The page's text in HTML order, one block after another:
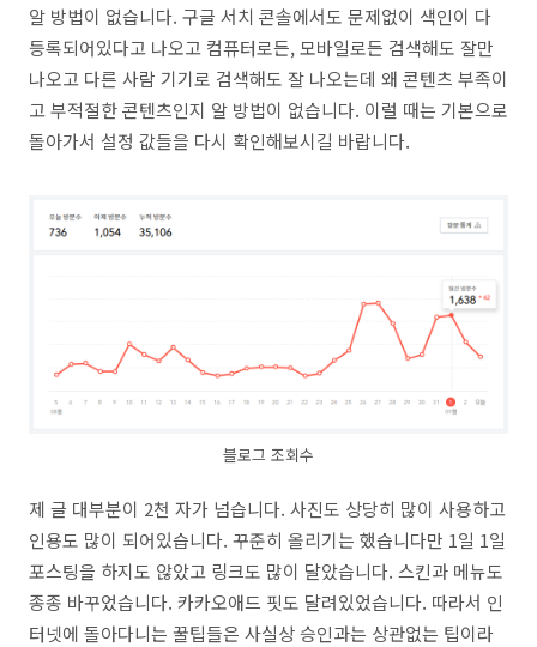
알 방법이 없습니다. 구글 서치 콘솔에서도 문제없이 색인이 다
등록되어있다고 나오고 컴퓨터로든, 모바일로든 검색해도 잘만
나오고 다른 사람 기기로 검색해도 잘 나오는데 왜 콘텐츠 부족이
고 부적절한 콘텐츠인지 알 방법이 없습니다. 이럴 때는 기본으로
돌아가서 설정 값들을 다시 확인해보시길 바랍니다.
블로그 조회수
제 글 대부분이 2천 자가 넘습니다. 사진도 상당히 많이 사용하고
인용도 많이 되어있습니다. 꾸준히 올리기는 했습니다만 1일 1일
포스팅을 하지도 않았고 링크도 많이 달았습니다. 스킨과 메뉴도
종종 바꾸었습니다. 카카오애드 핏도 달려있었습니다. 따라서 인
터넷에 돌아다니는 꿀팁들은 사실상 승인과는 상관없는 팁이라